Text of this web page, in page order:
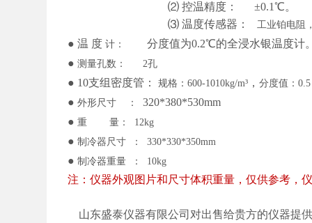
⑵ 控温精度：
±0.1℃。
⑶ 温度传感器：
工业铂电阻
● 温 度 计：
分度值为0.2℃的全浸水银温度计
● 测量孔数： 2孔
● 10支组密度管： 规格：600-1010kg/m³ ，分度值：0.5
● 外形尺寸 ： 320*380*530mm
● 重 量： 12kg
● 制冷器尺寸 ： 330*330*350mm
● 制冷器重量 ： 10kg
注：仪器外观图片和尺寸体积重量，仅供参考，
山东盛泰仪器有限公司对出售给贵方的仪器提